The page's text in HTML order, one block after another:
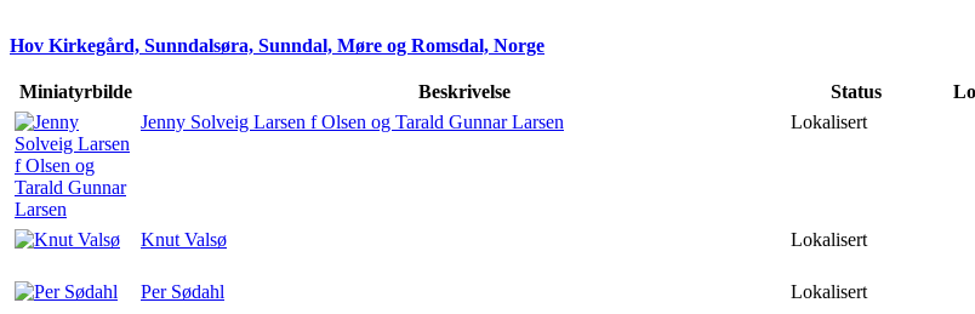
Hov Kirkegård, Sunndalsøra, Sunndal, Møre og Romsdal, Norge
Miniatyrbilde Beskrivelse Status
Jenny Solveig Larsen f Olsen og Tarald Gunnar Larsen
Lokalisert
Knut Valsø Lokalisert
Per Sødahl Lokalisert